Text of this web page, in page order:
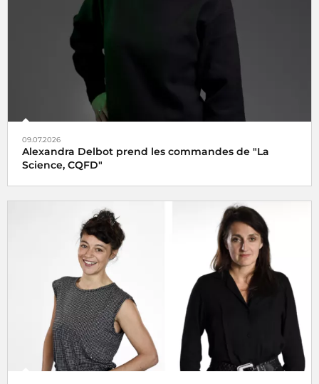
09.07.2026
Alexandra Delbot prend les commandes de "La
Science, CQFD"